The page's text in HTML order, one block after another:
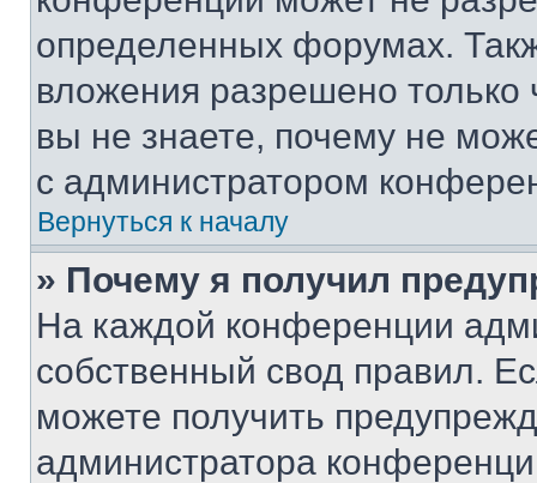
определенных форумах.
вложения разрешено
вы не знаете, почему не
с администратором
Вернуться к началу
» Почему я получил
На каждой конференции
собственный свод правил.
можете получить
администратора